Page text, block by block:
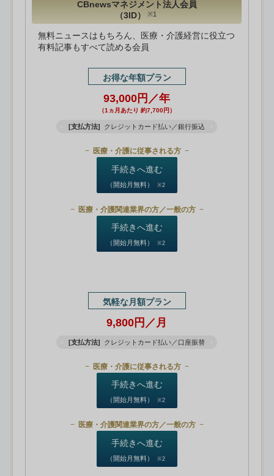
CBnewsマネジメント法人会員
（3ID）
※1
無料ニュースはもちろん、医療・介護経営に役立つ
有料記事もすべて読める会員
お得な年額プラン
93,000円／年
（1ヵ月あたり 約7,700円）
[支払方法] クレジットカード払い／銀行振込
医療・介護に従事される方
手続きへ進む
（開始月無料） ※2
医療・介護関連業界の方／一般の方
手続きへ進む
（開始月無料） ※2
気軽な月額プラン
9,800円／月
[支払方法] クレジットカード払い／口座振替
医療・介護に従事される方
手続きへ進む
（開始月無料） ※2
医療・介護関連業界の方／一般の方
手続きへ進む
（開始月無料） ※2